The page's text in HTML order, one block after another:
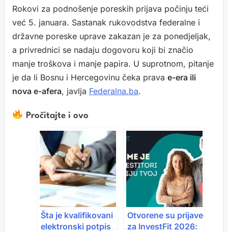
Rokovi za podnošenje poreskih prijava počinju teći
već 5. januara. Sastanak rukovodstva federalne i
državne poreske uprave zakazan je za ponedjeljak,
a privrednici se nadaju dogovoru koji bi značio
manje troškova i manje papira. U suprotnom, pitanje
je da li Bosnu i Hercegovinu čeka prava e-era ili
nova e-afera, javlja Federalna.ba.
Pročitajte i ovo
Šta je kvalifikovani
elektronski potpis
Otvorene su prijave
za InvestFit 2026: